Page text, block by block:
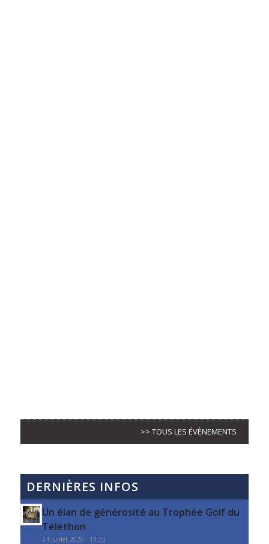
>> TOUS LES ÉVÈNEMENTS
DERNIÈRES INFOS
Un élan de générosité au Trophée Golf du
Téléthon
24 juillet 2026 - 14:33